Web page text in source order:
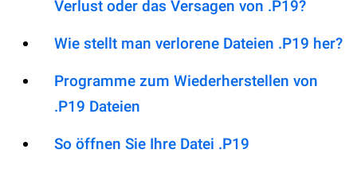
Verlust oder das Versagen von .P19?
Wie stellt man verlorene Dateien .P19 her?
Programme zum Wiederherstellen von
.P19 Dateien
So öffnen Sie Ihre Datei .P19